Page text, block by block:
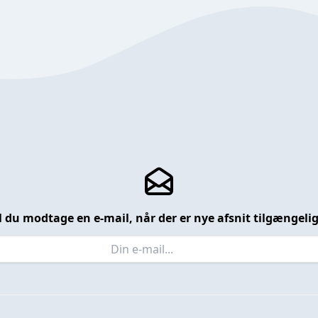
du modtage en e-mail, når der er nye afsnit